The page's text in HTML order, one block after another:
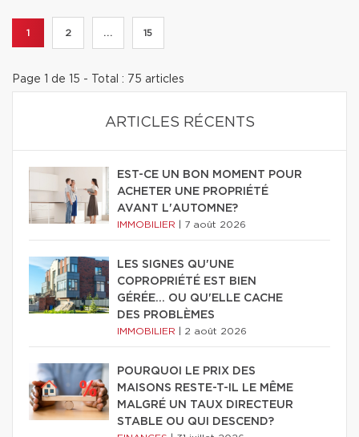
1 2 ... 15
Page 1 de 15 - Total : 75 articles
ARTICLES RÉCENTS
EST-CE UN BON MOMENT POUR
ACHETER UNE PROPRIÉTÉ
AVANT L'AUTOMNE?
IMMOBILIER 7 août 2026
LES SIGNES QU'UNE
COPROPRIÉTÉ EST BIEN
GÉRÉE… OU QU'ELLE CACHE
DES PROBLÈMES
IMMOBILIER 2 août 2026
POURQUOI LE PRIX DES
MAISONS RESTE-T-IL LE MÊME
MALGRÉ UN TAUX DIRECTEUR
STABLE OU QUI DESCEND?